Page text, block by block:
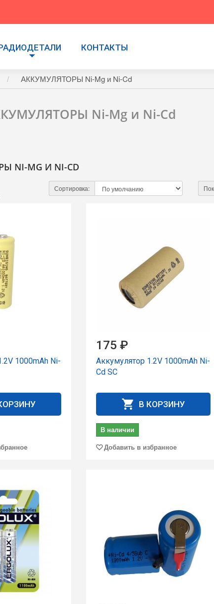
КОНТАКТЫ
АККУМУЛЯТОРЫ Ni-Mg и Ni-Cd
Ni-Mg и Ni-Cd
NI-MG И NI-CD
Сортировка:
1000mAh Ni-
175 ₽
Аккумулятор 1.2V 1000mAh Ni-
Cd SC
В КОРЗИНУ
В наличии
Добавить в избранное